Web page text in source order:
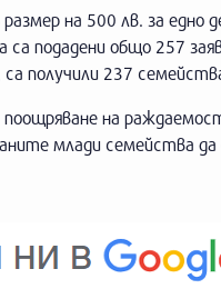
на 500 лв. за едно
са подадени общо 257
получили 237
на
млади семейства